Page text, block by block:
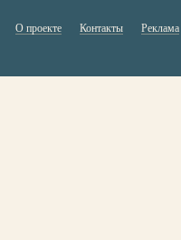
О проекте Контакты Реклама